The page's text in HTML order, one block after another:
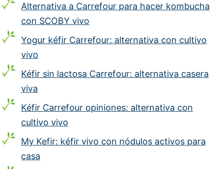
Alternativa a Carrefour para hacer kombucha
con SCOBY vivo
Yogur kéfir Carrefour: alternativa con cultivo
vivo
Kéfir sin lactosa Carrefour: alternativa casera
viva
Kéfir Carrefour opiniones: alternativa con
cultivo vivo
My Kefir: kéfir vivo con nódulos activos para
casa